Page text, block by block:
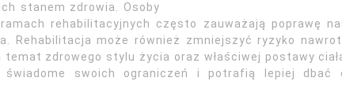
stanem zdrowia. Osoby
rehabilitacyjnych często zauważają poprawę
Rehabilitacja może również zmniejszyć ryzyko
temat zdrowego stylu życia oraz właściwej postawy
swoich ograniczeń i potrafią lepiej dbać